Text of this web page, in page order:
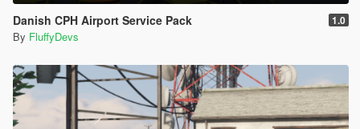
Danish CPH Airport Service Pack 1.0
By FluffyDevs